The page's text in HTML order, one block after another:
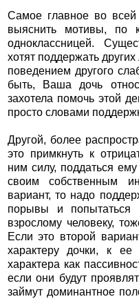
Самое главное во всей
выяснить мотивы,
одноклассницей.
хотят поддержать
поведением другого
быть, Ваша дочь
захотела помочь этой
просто словами
Другой, более
это примкнуть к
ним силу, поддаться
своим собственным
вариант, то надо
порывы и попытаться
взрослому человеку,
Если это второй
характеру дочки, к ее
характера как
если они будут
займут доминантное